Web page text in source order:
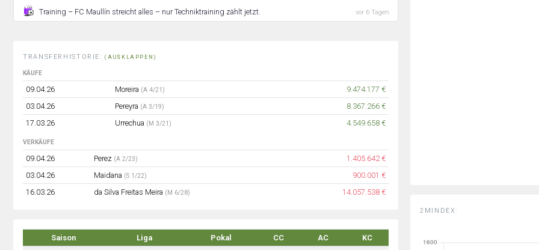
Training – FC Maullín streicht alles – nur Techniktraining zählt jetzt. vor 6 Tagen
TRANSFERHISTORIE:(AUSKLAPPEN)
KÄUFE
09.04.26 Moreira (A 4/21)
9.474.177 €
03.04.26
Pereyra (A 3/19)
8.367.266 €
17.03.26
Urrechua (M 3/21) 4.549.658 €
VERKÄUFE
09.04.26 Perez (A 2/23)
1.405.642 €
03.04.26
Maidana (S 1/22)
900.001 €
16.03.26
da Silva Freitas Meira (M 6/28) 14.057.538 €
Saison Liga Pokal CC AC
KC
2MINDEX: